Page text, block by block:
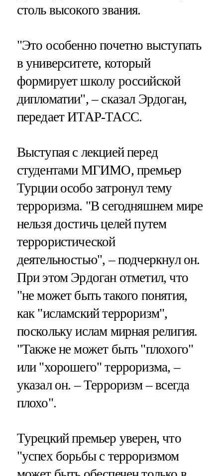
столь высокого звания.
"Это особенно почетно выступать
в университете, который
формирует школу российской
дипломатии", – сказал Эрдоган,
передает ИТАР-ТАСС.
Выступая с лекцией перед
студентами МГИМО, премьер
Турции особо затронул тему
терроризма. "В сегодняшнем мире
нельзя достичь целей путем
террористической
деятельностью", – подчеркнул он.
При этом Эрдоган отметил, что
"не может быть такого понятия,
как "исламский терроризм",
поскольку ислам мирная религия.
"Также не может быть "плохого"
или "хорошего" терроризма, –
указал он. – Терроризм – всегда
плохо".
Турецкий премьер уверен, что
"успех борьбы с терроризмом